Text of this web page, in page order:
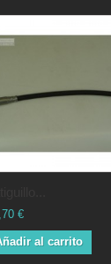
€
al carrito